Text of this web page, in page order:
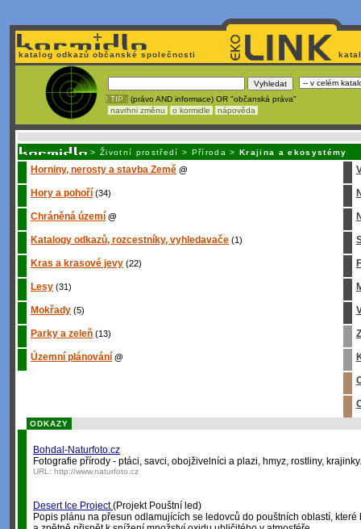
katalog odkazů občanské společnosti
! TIP : (právo AND informace) OR "občanská práva"
navrhni změnu
o kormidle nápověda
> Životní prostředí > Příroda >Krajina a ekosystémy
Horniny, nerosty a stavba Země @
Hory a pohoří (34)
Chráněná území @
Katalogy odkazů, rozcestníky, vyhledavače (1)
Kras a krasové jevy (22)
Lesy (31)
Mokřady (5)
Parky a zeleň (13)
Územní plánování @
ODKAZY
Bohdal-Naturfoto.cz
Fotografie přírody - ptáci, savci, obojživelníci a plazi, hmyz, rostliny, krajinky.
URL: http://www.naturfoto.cz
Desert Ice Project(Projekt Pouštní led)
Popis plánu na přesun odlamujících se ledovců do pouštních oblastí,